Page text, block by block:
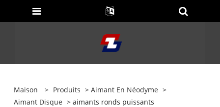
Maison > Produits >Aimant En Néodyme >
Aimant Disque > aimants ronds puissants